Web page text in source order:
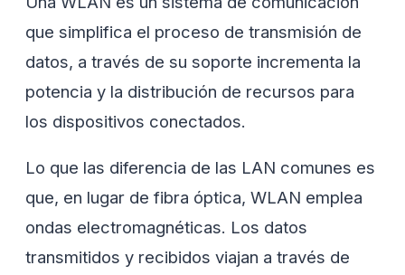
que simplifica el proceso de transmisión de
datos, a través de su soporte incrementa la
potencia y la distribución de recursos para
los dispositivos conectados.
Lo que las diferencia de las LAN comunes es
que, en lugar de fibra óptica, WLAN emplea
ondas electromagnéticas. Los datos
transmitidos y recibidos viajan a través de